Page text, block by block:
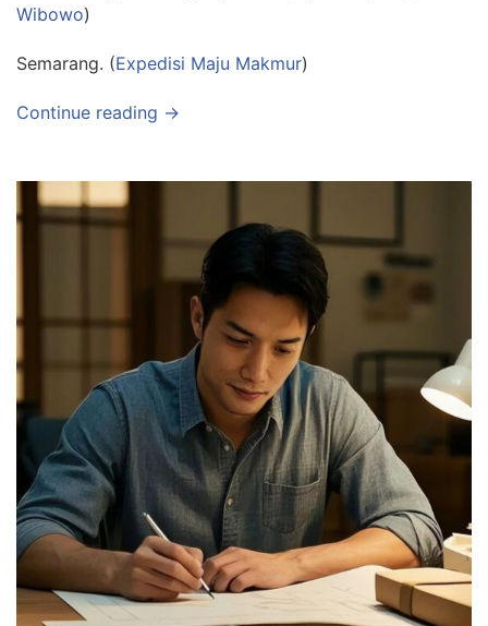
Wibowo)
Semarang. (Expedisi Maju Makmur)
Continue reading →